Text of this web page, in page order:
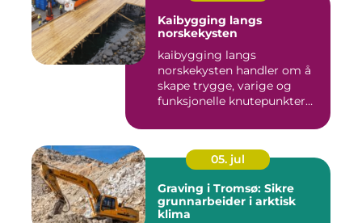
Kaibygging langs
norskekysten
kaibygging langs
norskekysten handler om å
skape trygge, varige og
funksjonelle knutepunkter
05. jul
Graving i Tromsø: Sikre
grunnarbeider i arktisk
klima